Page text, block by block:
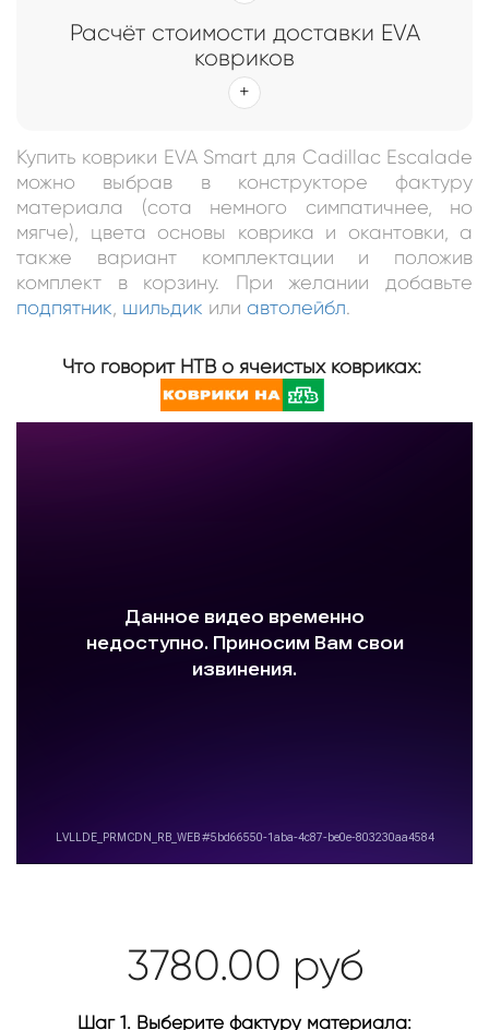
Расчёт стоимости доставки EVA
ковриков
Купить коврики EVA Smart для Cadillac Escalade
можно выбрав в конструкторе фактуру
материала (сота немного симпатичнее, но
мягче), цвета основы коврика и окантовки, а
также вариант комплектации и положив
комплект в корзину. При желании добавьте
подпятник, шильдик или автолейбл.
Что говорит НТВ о ячеистых ковриках:
3780.00 руб
Шаг 1. Выберите фактуру материала: